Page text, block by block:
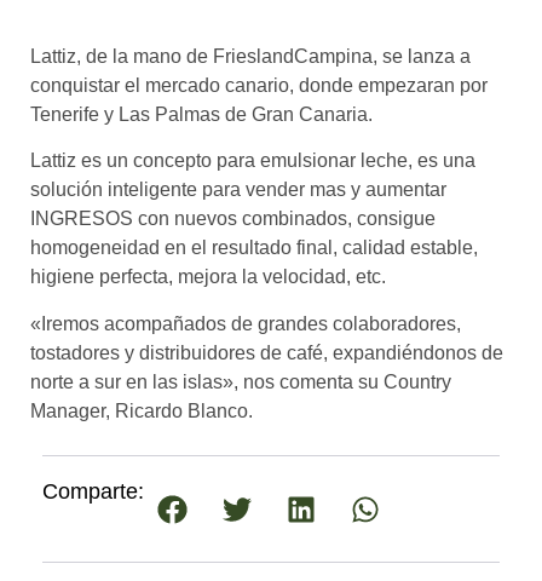
el café siempre tiene
algo nuevo que
enseñarnos
BOLSA DE TRABAJO
¡te imaginas vivir de tu pasión
CONTACTO
¡queremos saber
Lattiz, de la mano de FrieslandCampina, se lanza a
conquistar el mercado canario, donde empezaran por
Tenerife y Las Palmas de Gran Canaria.
Lattiz es un concepto para emulsionar leche, es una
solución inteligente para vender mas y aumentar
INGRESOS con nuevos combinados, consigue
homogeneidad en el resultado final, calidad estable,
higiene perfecta, mejora la velocidad, etc.
«Iremos acompañados de grandes colaboradores,
tostadores y distribuidores de café, expandiéndonos de
norte a sur en las islas», nos comenta su Country
Manager, Ricardo Blanco.
Comparte: